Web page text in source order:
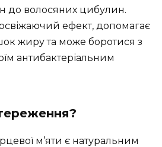
до волосяних цибулин.
ефект, допомагає
жиру та може боротися з
антибактеріальним
м’яти є натуральним